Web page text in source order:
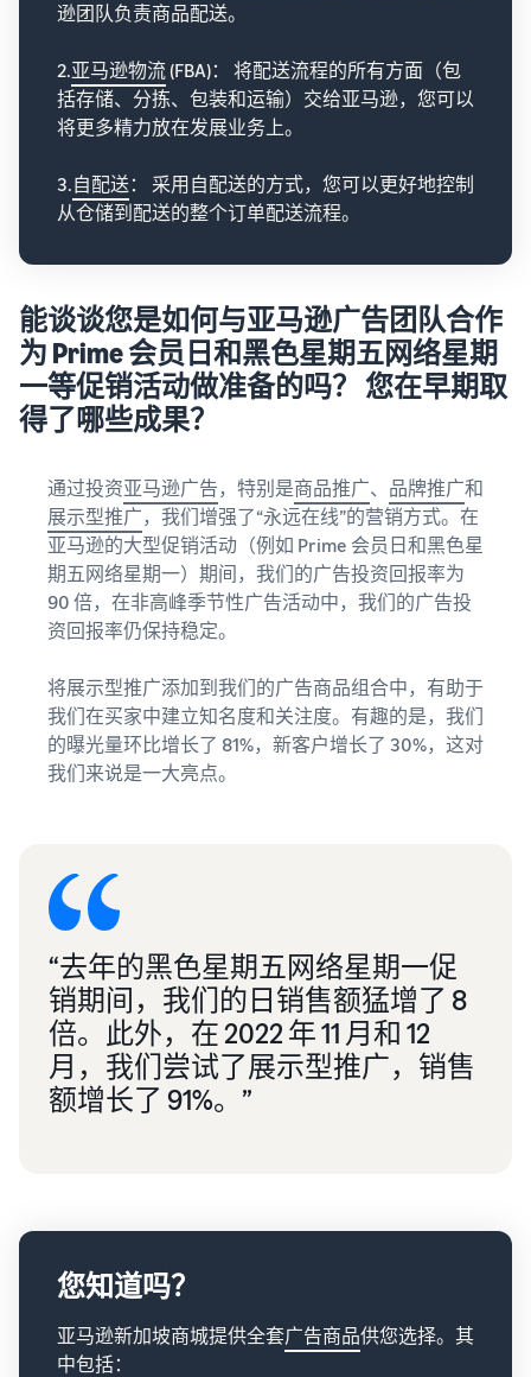
逊团队负责商品配送。
2.亚马逊物流 (FBA)： 将配送流程的所有方面（包
括存储、分拣、包装和运输）交给亚马逊，您可以
将更多精力放在发展业务上。
3.自配送： 采用自配送的方式，您可以更好地控制
从仓储到配送的整个订单配送流程。
能谈谈您是如何与亚马逊广告团队合作
为 Prime 会员日和黑色星期五网络星期
一等促销活动做准备的吗？ 您在早期取
得了哪些成果？
通过投资亚马逊广告 ，特别是商品推广、 品牌推广和
展示型推广 ，我们增强了“永远在线”的营销方式。在
亚马逊的大型促销活动（例如 Prime 会员日和黑色星
期五网络星期一）期间，我们的广告投资回报率为
90 倍，在非高峰季节性广告活动中，我们的广告投
资回报率仍保持稳定。
将展示型推广添加到我们的广告商品组合中，有助于
我们在买家中建立知名度和关注度。有趣的是，我们
的曝光量环比增长了 81%，新客户增长了 30%，这对
我们来说是一大亮点。
“去年的黑色星期五网络星期一促
销期间，我们的日销售额猛增了 8
倍。此外，在 2022 年 11 月和 12
月，我们尝试了展示型推广，销售
额增长了 91%。”
您知道吗？
亚马逊新加坡商城提供全套广告商品供您选择。其
中包括：